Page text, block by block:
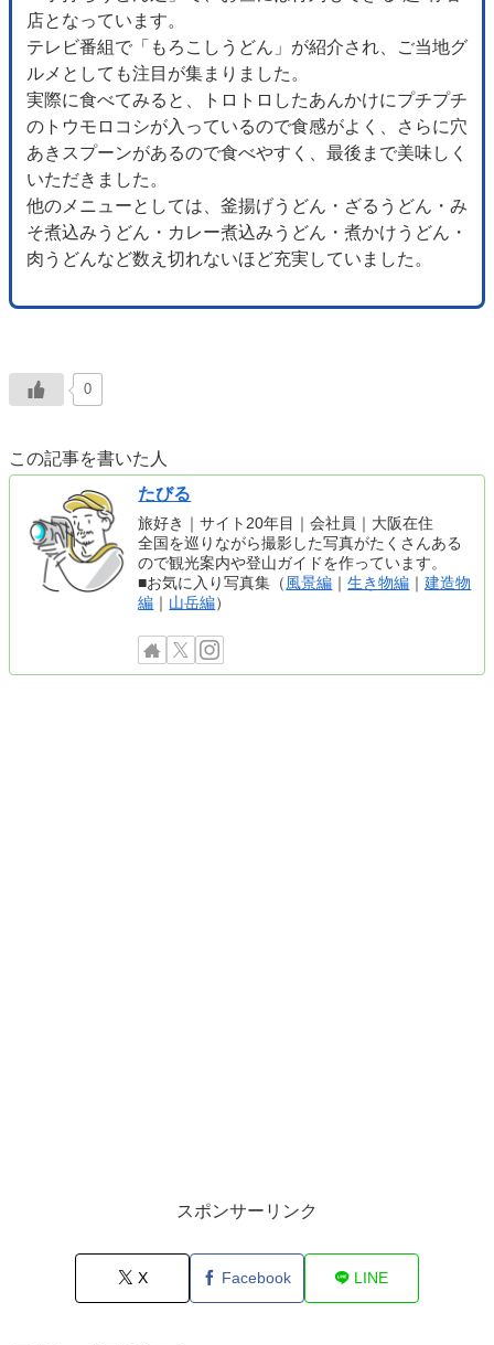
店となっています。
テレビ番組で「もろこしうどん」が紹介され、ご当地グ
ルメとしても注目が集まりました。
実際に食べてみると、トロトロしたあんかけにプチプチ
のトウモロコシが入っているので食感がよく、さらに穴
あきスプーンがあるので食べやすく、最後まで美味しく
いただきました。
他のメニューとしては、釜揚げうどん・ざるうどん・み
そ煮込みうどん・カレー煮込みうどん・煮かけうどん・
肉うどんなど数え切れないほど充実していました。
0
この記事を書いた人
たびる
旅好き｜サイト20年目｜会社員｜大阪在住
全国を巡りながら撮影した写真がたくさんある
ので観光案内や登山ガイドを作っています。
■お気に入り写真集（ 風景編 ｜生き物編 ｜建造物
編 ｜ 山岳編）
スポンサーリンク
X Facebook LINE